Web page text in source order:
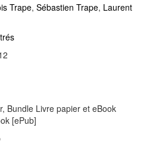
Trape, Sébastien Trape, Laurent
Bundle Livre papier et eBook
[ePub]